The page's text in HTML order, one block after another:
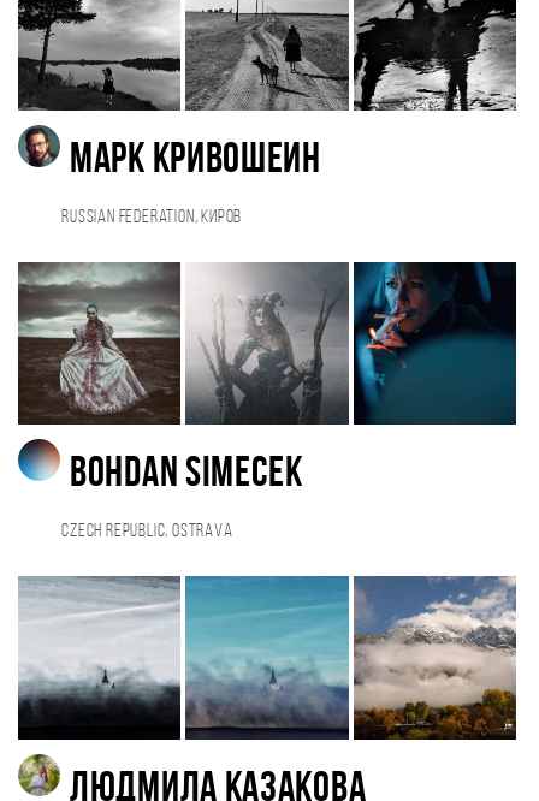
Марк Кривошеин
Russian Federation, Киров
Bohdan Simecek
Czech Republic, Ostrava
Людмила Казакова